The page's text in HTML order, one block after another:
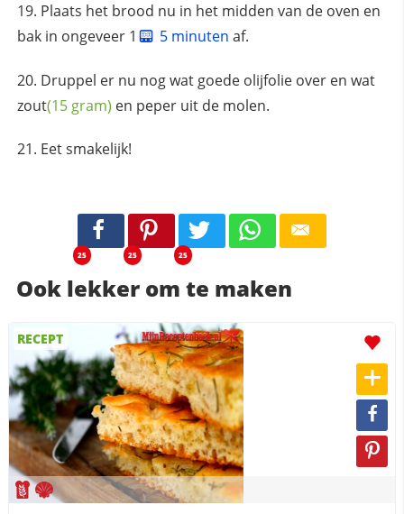
Plaats het brood nu in het midden van de oven en
bak in ongeveer 1
5 minuten af.
Druppel er nu nog wat goede olijfolie over en wat
zout(15 gram) en peper uit de molen.
Eet smakelijk!
25 25 25
Ook lekker om te maken
RECEPT